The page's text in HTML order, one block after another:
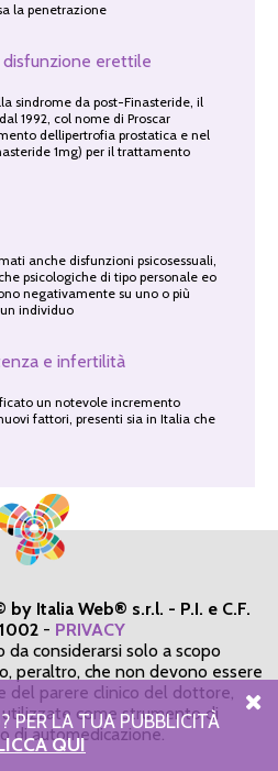
la penetrazione
disfunzione erettile
sindrome da post-Finasteride, il
1992, col nome di Proscar
dellipertrofia prostatica e nel
1mg) per il trattamento
anche disfunzioni psicosessuali,
psicologiche di tipo personale eo
negativamente su uno o più
individuo
e infertilità
un notevole incremento
fattori, presenti sia in Italia che
Italia Web® s.r.l. - P.I. e C.F.
- PRIVACY
considerarsi solo a scopo
peraltro, che non devono essere
del parere clinico del dottore,
come strumento di
di automedicazione.
PER LA TUA PUBBLICITÀ
QUI